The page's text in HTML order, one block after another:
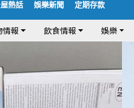
熱話 娛樂新聞 定期存款
情報 飲食情報 娛樂